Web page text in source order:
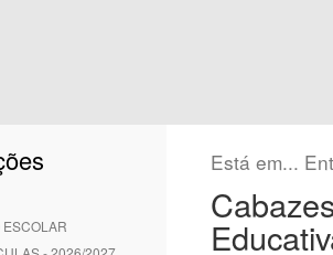
Está em...